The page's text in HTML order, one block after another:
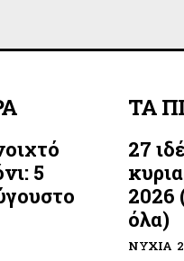
5
ΤΑ
27
2026
όλα)
ΝΎΧΙΑ